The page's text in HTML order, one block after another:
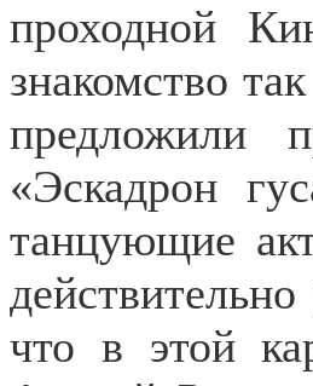
проходной
знакомство
предложили
«Эскадрон
танцующие
что в этой